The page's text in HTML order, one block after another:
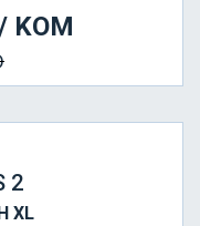
KOM
2
XL